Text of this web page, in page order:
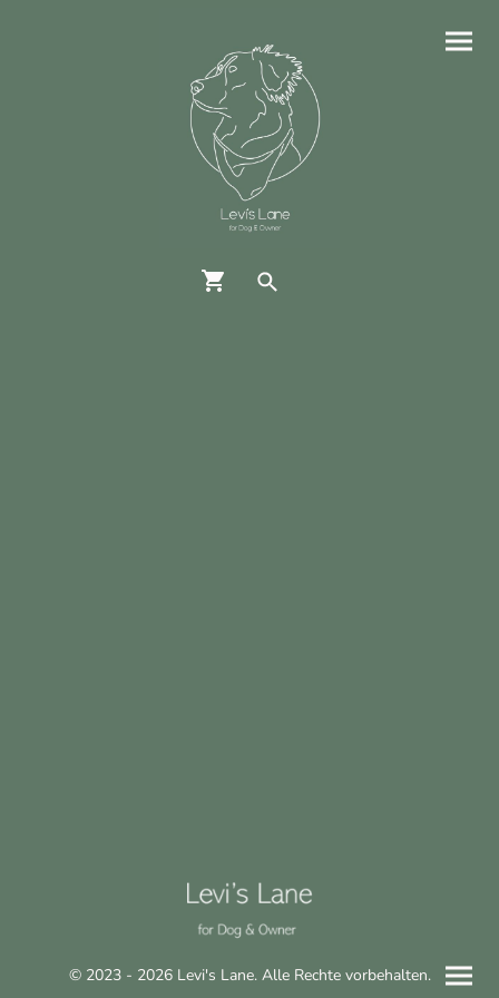
© 2023 - 2026 Levi's Lane. Alle Rechte vorbehalten.